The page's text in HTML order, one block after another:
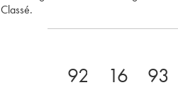
Classé.
92+ 16.5 93